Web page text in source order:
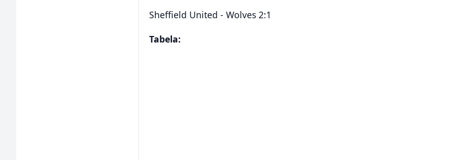
Sheffield United - Wolves 2:1
Tabela: